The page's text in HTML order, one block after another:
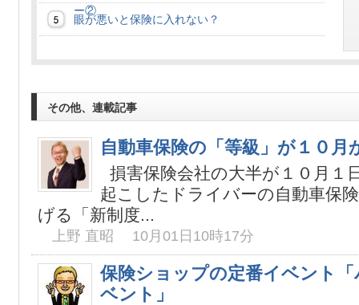
ー②
眼が悪いと保険に入れない？
その他、連載記事
自動車保険の「等級」が１０月
損害保険会社の大半が１０月１
起こしたドライバーの自動車保
げる「新制度...
上野 直昭 10月01日10時17分
保険ショップの定番イベント
ベント」